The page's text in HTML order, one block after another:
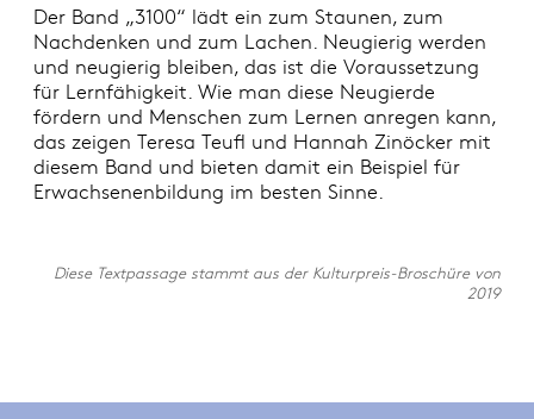
Der Band „3100“ lädt ein zum Staunen, zum
Nachdenken und zum Lachen. Neugierig werden
und neugierig bleiben, das ist die Voraussetzung
für Lernfähigkeit. Wie man diese Neugierde
fördern und Menschen zum Lernen anregen kann,
das zeigen Teresa Teufl und Hannah Zinöcker mit
diesem Band und bieten damit ein Beispiel für
Erwachsenenbildung im besten Sinne.
Diese Textpassage stammt aus der Kulturpreis-Broschüre von
2019